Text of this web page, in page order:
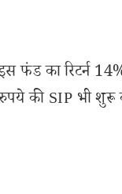
फंड का रिटर्न
की SIP भी